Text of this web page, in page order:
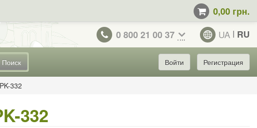
0,00 грн.
0 800 21 00 37 UA RU
Поиск Войти Регистрация
332
332